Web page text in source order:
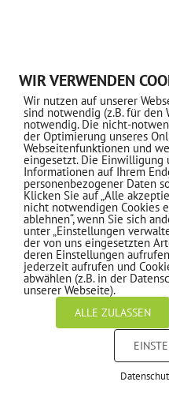
WIR VERWENDEN
Wir nutzen auf unserer
sind notwendig (z.B. für den
notwendig. Die nicht-
der Optimierung unseres
Webseitenfunktionen und
eingesetzt. Die Einwilligung
Informationen auf Ihrem
personenbezogener Daten
Klicken Sie auf „Alle
nicht notwendigen Cookies
ablehnen“, wenn Sie sich
unter „Einstellungen
der von uns eingesetzten
deren Einstellungen
jederzeit aufrufen und
abwählen (z.B. in der
unserer Webseite).
ALLE ZULASSEN